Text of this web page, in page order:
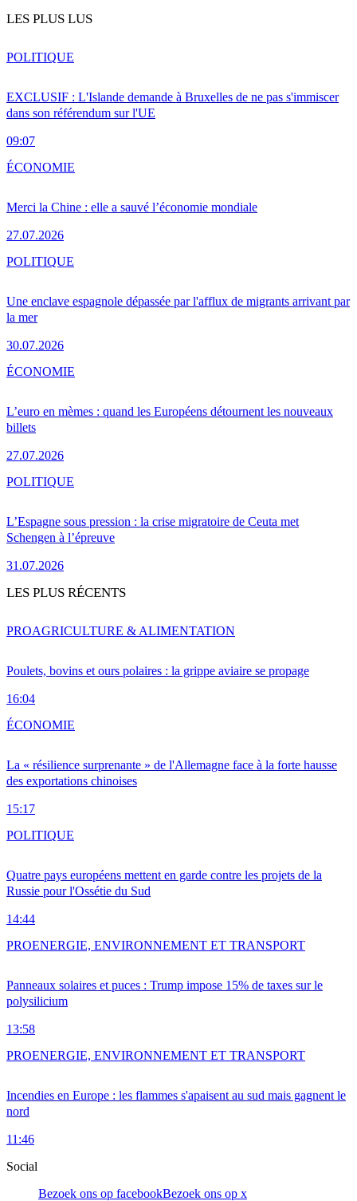
LES PLUS LUS
EXCLUSIF : L'Islande demande à Bruxelles de ne pas s'immiscer
dans son référendum sur l'UE
09:07
POLITIQUE
Merci la Chine : elle a sauvé l’économie mondiale
27.07.2026
ÉCONOMIE
Une enclave espagnole dépassée par l'afflux de migrants arrivant par
la mer
30.07.2026
POLITIQUE
L’euro en mèmes : quand les Européens détournent les nouveaux
billets
27.07.2026
ÉCONOMIE
L’Espagne sous pression : la crise migratoire de Ceuta met
Schengen à l’épreuve
31.07.2026
POLITIQUE
LES PLUS RÉCENTS
Poulets, bovins et ours polaires : la grippe aviaire se propage
16:04
PROAGRICULTURE & ALIMENTATION
La « résilience surprenante » de l'Allemagne face à la forte hausse
des exportations chinoises
15:17
ÉCONOMIE
Quatre pays européens mettent en garde contre les projets de la
Russie pour l'Ossétie du Sud
14:44
POLITIQUE
Panneaux solaires et puces : Trump impose 15% de taxes sur le
polysilicium
13:58
PROENERGIE, ENVIRONNEMENT ET TRANSPORT
Incendies en Europe : les flammes s'apaisent au sud mais gagnent le
nord
11:46
PROENERGIE, ENVIRONNEMENT ET TRANSPORT
Social
Bezoek ons op facebookBezoek ons op x